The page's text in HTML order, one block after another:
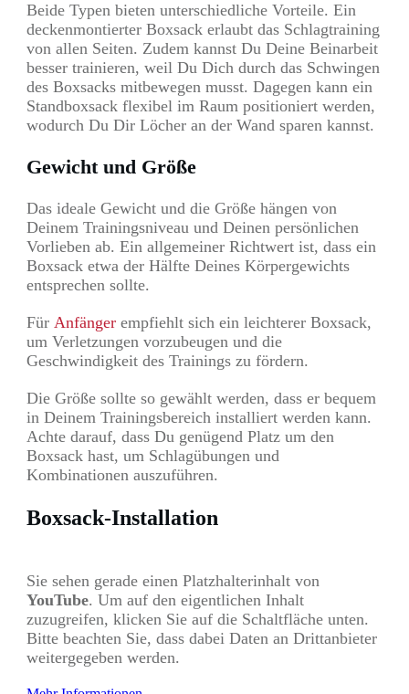
Beide Typen bieten unterschiedliche Vorteile. Ein
deckenmontierter Boxsack erlaubt das Schlagtraining
von allen Seiten. Zudem kannst Du Deine Beinarbeit
besser trainieren, weil Du Dich durch das Schwingen
des Boxsacks mitbewegen musst. Dagegen kann ein
Standboxsack flexibel im Raum positioniert werden,
wodurch Du Dir Löcher an der Wand sparen kannst.
Gewicht und Größe
Das ideale Gewicht und die Größe hängen von
Deinem Trainingsniveau und Deinen persönlichen
Vorlieben ab. Ein allgemeiner Richtwert ist, dass ein
Boxsack etwa der Hälfte Deines Körpergewichts
entsprechen sollte.
Für Anfänger empfiehlt sich ein leichterer Boxsack,
um Verletzungen vorzubeugen und die
Geschwindigkeit des Trainings zu fördern.
Die Größe sollte so gewählt werden, dass er bequem
in Deinem Trainingsbereich installiert werden kann.
Achte darauf, dass Du genügend Platz um den
Boxsack hast, um Schlagübungen und
Kombinationen auszuführen.
Boxsack-Installation
Sie sehen gerade einen Platzhalterinhalt von
YouTube. Um auf den eigentlichen Inhalt
zuzugreifen, klicken Sie auf die Schaltfläche unten.
Bitte beachten Sie, dass dabei Daten an Drittanbieter
weitergegeben werden.